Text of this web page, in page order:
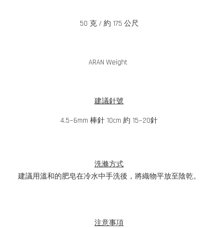
50 克 / 約 175 公尺
ARAN Weight
建議針號
4.5~6mm 棒針 10cm 約 15~20針
洗滌方式
建議用溫和的肥皂在冷水中手洗後，將織物平放至陰乾。
注意事項